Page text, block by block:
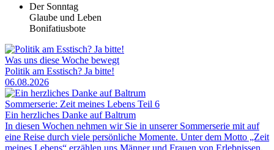
Der Sonntag
Glaube und Leben
Bonifatiusbote
Was uns diese Woche bewegt
Politik am Esstisch? Ja bitte!
06.08.2026
Sommerserie: Zeit meines Lebens Teil 6
Ein herzliches Danke auf Baltrum
In diesen Wochen nehmen wir Sie in unserer Sommerserie mit auf
eine Reise durch viele persönliche Momente. Unter dem Motto „Zeit
meines Lebens“ erzählen uns Männer und Frauen von Erlebnissen,